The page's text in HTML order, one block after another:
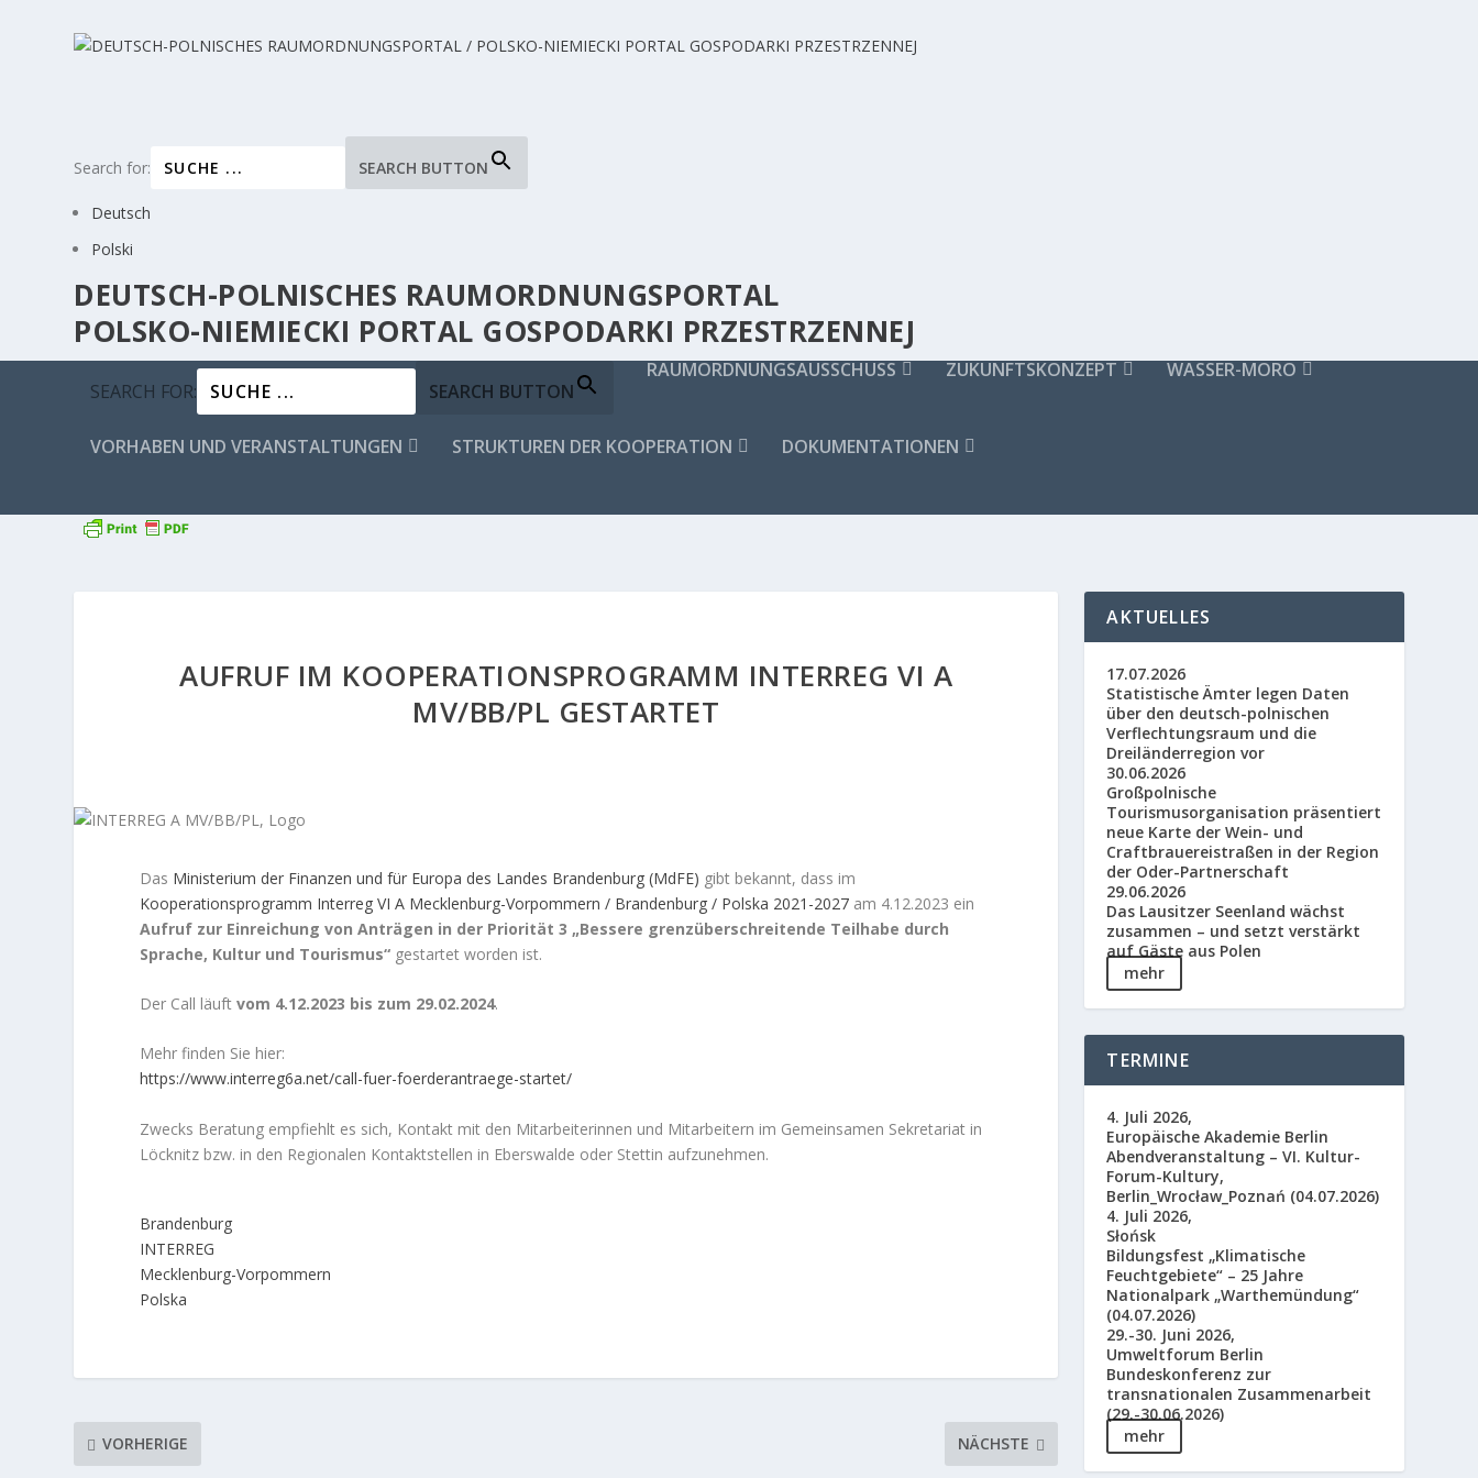
Search for: SEARCH BUTTON
Deutsch
Polski
DEUTSCH-POLNISCHES RAUMORDNUNGSPORTAL
POLSKO-NIEMIECKI PORTAL GOSPODARKI PRZESTRZENNEJ
SEARCH FOR: SEARCH BUTTON
RAUMORDNUNGSAUSSCHUSS ZUKUNFTSKONZEPT WASSER-MORO
VORHABEN UND VERANSTALTUNGEN STRUKTUREN DER KOOPERATION DOKUMENTATIONEN
AUFRUF IM KOOPERATIONSPROGRAMM INTERREG VI A
MV/BB/PL GESTARTET
Das Ministerium der Finanzen und für Europa des Landes Brandenburg (MdFE) gibt bekannt, dass im
Kooperationsprogramm Interreg VI A Mecklenburg-Vorpommern / Brandenburg / Polska 2021-2027 am 4.12.2023 ein
Aufruf zur Einreichung von Anträgen in der Priorität 3 „Bessere grenzüberschreitende Teilhabe durch
Sprache, Kultur und Tourismus“ gestartet worden ist.
Der Call läuftvom 4.12.2023 bis zum 29.02.2024.
Mehr finden Sie hier:
https://www.interreg6a.net/call-fuer-foerderantraege-startet/
Zwecks Beratung empfiehlt es sich, Kontakt mit den Mitarbeiterinnen und Mitarbeitern im Gemeinsamen Sekretariat in
Löcknitz bzw. in den Regionalen Kontaktstellen in Eberswalde oder Stettin aufzunehmen.
Brandenburg
INTERREG
Mecklenburg-Vorpommern
Polska
VORHERIGE NÄCHSTE
AKTUELLES
17.07.2026
Statistische Ämter legen Daten
über den deutsch-polnischen
Verflechtungsraum und die
Dreiländerregion vor
30.06.2026
Großpolnische
Tourismusorganisation präsentiert
neue Karte der Wein- und
Craftbrauereistraßen in der Region
der Oder-Partnerschaft
29.06.2026
Das Lausitzer Seenland wächst
zusammen – und setzt verstärkt
auf Gäste aus Polen
mehr
TERMINE
4. Juli 2026,
Europäische Akademie Berlin
Abendveranstaltung – VI. Kultur-
Forum-Kultury,
Berlin_Wrocław_Poznań (04.07.2026)
4. Juli 2026,
Słońsk
Bildungsfest „Klimatische
Feuchtgebiete“ – 25 Jahre
Nationalpark „Warthemündung“
(04.07.2026)
29.-30. Juni 2026,
Umweltforum Berlin
Bundeskonferenz zur
transnationalen Zusammenarbeit
(29.-30.06.2026)
mehr